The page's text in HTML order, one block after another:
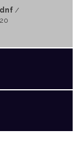
dnf/
20